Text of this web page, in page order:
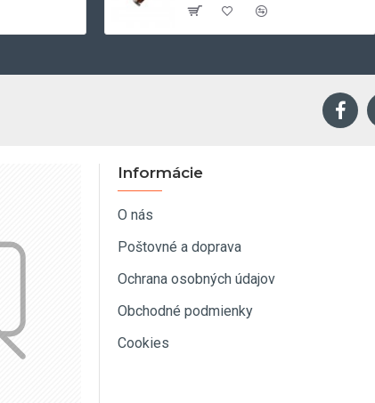
Informácie
O nás
Poštovné a doprava
Ochrana osobných údajov
Obchodné podmienky
Cookies